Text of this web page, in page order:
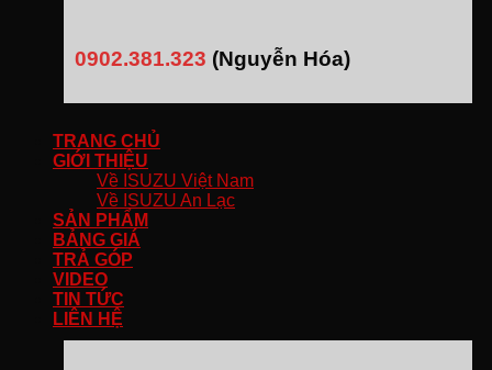
0902.381.323 (Nguyễn Hóa)
TRANG CHỦ
GIỚI THIỆU
Về ISUZU Việt Nam
Về ISUZU An Lạc
SẢN PHẨM
BẢNG GIÁ
TRẢ GÓP
VIDEO
TIN TỨC
LIÊN HỆ